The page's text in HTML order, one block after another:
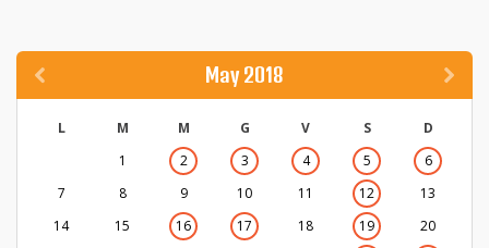
May 2018
L M M G V S
D
1
2 3 4 5
6
7
8 9 10 11 12
13
14
15 16 17 18 19
20